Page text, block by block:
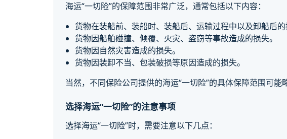
海运“一切险”的保障范围非常广泛，通常包括以下内容：
货物在装船前、装船时、装船后、运输过程中以及卸船后的
货物因船舶碰撞、倾覆、火灾、盗窃等事故造成的损失。
货物因自然灾害造成的损失。
货物因装卸不当、包装破损等原因造成的损失。
当然，不同保险公司提供的海运“一切险”的具体保障范围可
选择海运“一切险”的注意事项
选择海运“一切险”时，需要注意以下几点：